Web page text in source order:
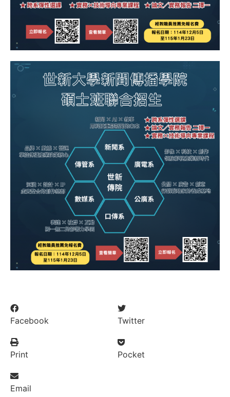
Facebook Twitter
Print Pocket
Email